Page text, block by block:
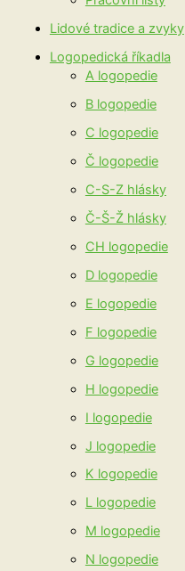
Lidové tradice a zvyky
Logopedická říkadla
A logopedie
B logopedie
C logopedie
Č logopedie
C-S-Z hlásky
Č-Š-Ž hlásky
CH logopedie
D logopedie
E logopedie
F logopedie
G logopedie
H logopedie
I logopedie
J logopedie
K logopedie
L logopedie
M logopedie
N logopedie